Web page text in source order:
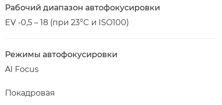
Рабочий диапазон автофокусировки
EV -0,5 – 18 (при 23°C и ISO100)
Режимы автофокусировки
AI Focus
Покадровая